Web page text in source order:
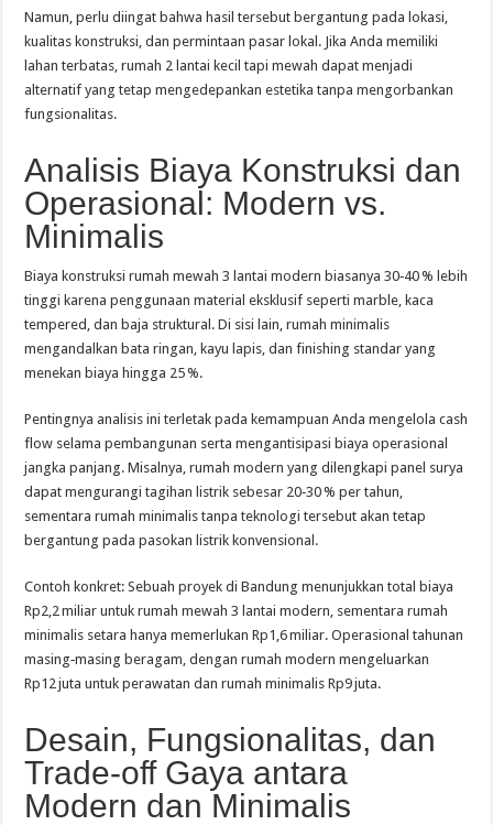
Namun, perlu diingat bahwa hasil tersebut bergantung pada lokasi,
kualitas konstruksi, dan permintaan pasar lokal. Jika Anda memiliki
lahan terbatas, rumah 2 lantai kecil tapi mewah dapat menjadi
alternatif yang tetap mengedepankan estetika tanpa mengorbankan
fungsionalitas.
Analisis Biaya Konstruksi dan
Operasional: Modern vs.
Minimalis
Biaya konstruksi rumah mewah 3 lantai modern biasanya 30‑40 % lebih
tinggi karena penggunaan material eksklusif seperti marble, kaca
tempered, dan baja struktural. Di sisi lain, rumah minimalis
mengandalkan bata ringan, kayu lapis, dan finishing standar yang
menekan biaya hingga 25 %.
Pentingnya analisis ini terletak pada kemampuan Anda mengelola cash
flow selama pembangunan serta mengantisipasi biaya operasional
jangka panjang. Misalnya, rumah modern yang dilengkapi panel surya
dapat mengurangi tagihan listrik sebesar 20‑30 % per tahun,
sementara rumah minimalis tanpa teknologi tersebut akan tetap
bergantung pada pasokan listrik konvensional.
Contoh konkret: Sebuah proyek di Bandung menunjukkan total biaya
Rp2,2 miliar untuk rumah mewah 3 lantai modern, sementara rumah
minimalis setara hanya memerlukan Rp1,6 miliar. Operasional tahunan
masing‑masing beragam, dengan rumah modern mengeluarkan
Rp12 juta untuk perawatan dan rumah minimalis Rp9 juta.
Desain, Fungsionalitas, dan
Trade‑off Gaya antara
Modern dan Minimalis